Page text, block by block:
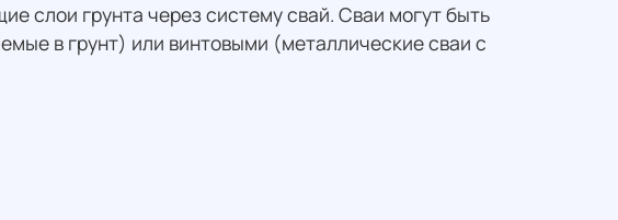
слои грунта через систему свай. Сваи могут быть
в грунт) или винтовыми (металлические сваи с